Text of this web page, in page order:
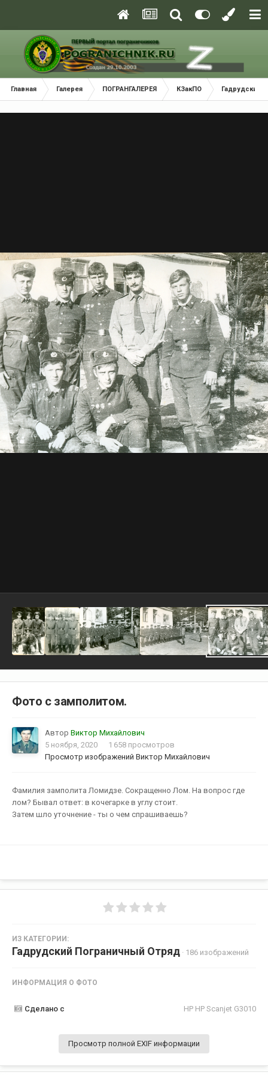
Главная Галерея ПОГРАНГАЛЕРЕЯ КЗакПО Гадрудский
Фото с замполитом.
Автор Виктор Михайлович
5 ноября, 2020
1 658 просмотров
Просмотр изображений Виктор Михайлович
Фамилия замполита Ломидзе. Сокращенно Лом. На вопрос где
лом? Бывал ответ: в кочегарке в углу стоит.
Затем шло уточнение - ты о чем спрашиваешь?
ИЗ КАТЕГОРИИ:
Гадрудский Пограничный Отряд · 186 изображений
ИНФОРМАЦИЯ О ФОТО
Сделано с HP HP Scanjet G3010
Просмотр полной EXIF информации